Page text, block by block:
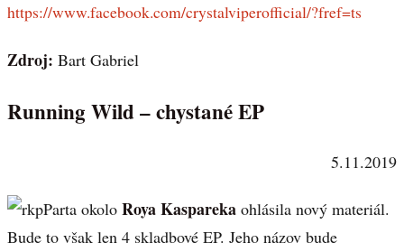
https://www.facebook.com/crystalviperofficial/?fref=ts
Zdroj: Bart Gabriel
Running Wild – chystané EP
5.11.2019
Parta okolo Roya Kaspareka ohlásila nový materiál.
Bude to však len 4 skladbové EP. Jeho názov bude